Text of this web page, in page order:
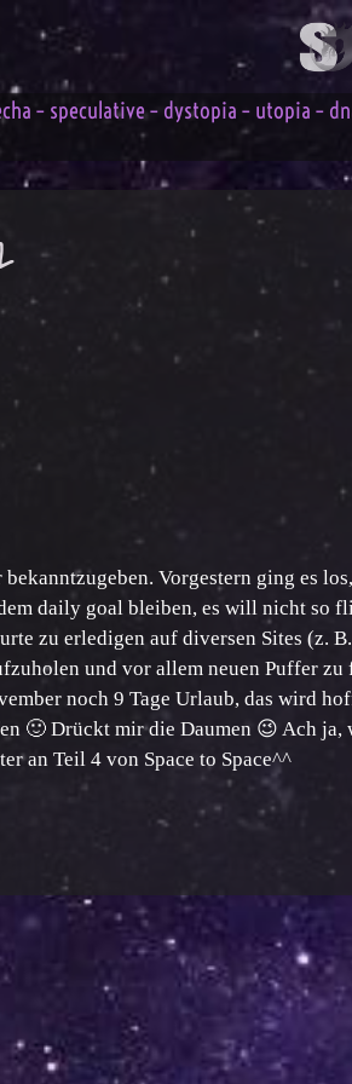
– speculative – dystopia – utopia –
Vorgestern ging es
daily goal bleiben, es will nicht so
zu erledigen auf diversen Sites (z.
und vor allem neuen Puffer zu
noch 9 Tage Urlaub, das wird
🙂 Drückt mir die Daumen 😉 Ach ja,
an Teil 4 von Space to Space^^